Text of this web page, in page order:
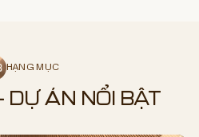
HẠNG MỤC
DỰ ÁN NỔI BẬT